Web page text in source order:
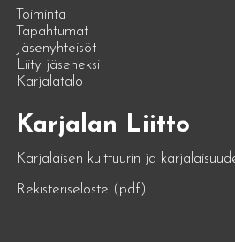
Toiminta
Tapahtumat
Jäsenyhteisöt
Liity jäseneksi
Karjalatalo
Karjalan Liitto
Karjalaisen kulttuurin ja
Rekisteriseloste (pdf)